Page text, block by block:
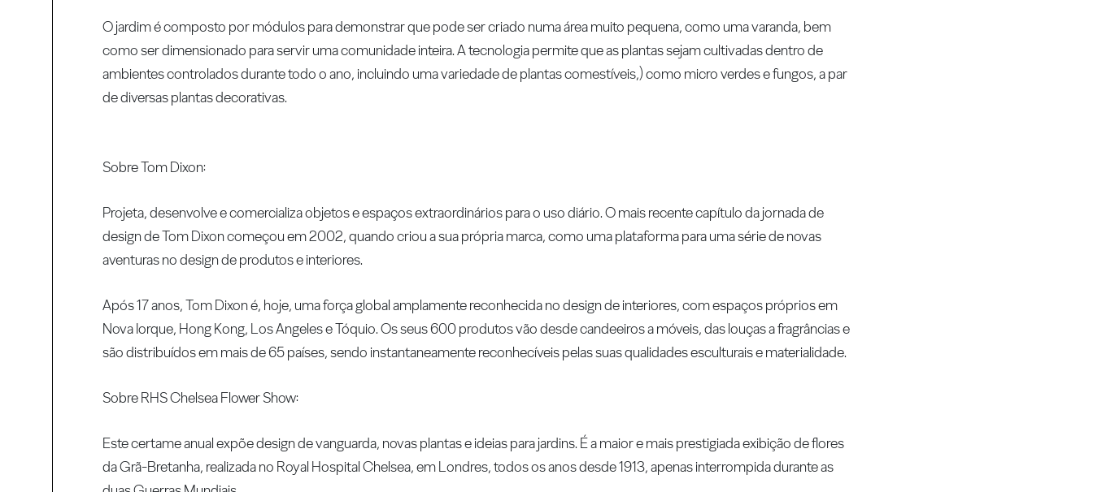
O jardim é composto por módulos para demonstrar que pode ser criado numa área muito pequena, como uma varanda, bem
como ser dimensionado para servir uma comunidade inteira. A tecnologia permite que as plantas sejam cultivadas dentro de
ambientes controlados durante todo o ano, incluindo uma variedade de plantas comestíveis,) como micro verdes e fungos, a par
de diversas plantas decorativas.
Sobre Tom Dixon:
Projeta, desenvolve e comercializa objetos e espaços extraordinários para o uso diário. O mais recente capítulo da jornada de
design de Tom Dixon começou em 2002, quando criou a sua própria marca, como uma plataforma para uma série de novas
aventuras no design de produtos e interiores.
Após 17 anos, Tom Dixon é, hoje, uma força global amplamente reconhecida no design de interiores, com espaços próprios em
Nova Iorque, Hong Kong, Los Angeles e Tóquio. Os seus 600 produtos vão desde candeeiros a móveis, das louças a fragrâncias e
são distribuídos em mais de 65 países, sendo instantaneamente reconhecíveis pelas suas qualidades esculturais e materialidade.
Sobre RHS Chelsea Flower Show:
Este certame anual expõe design de vanguarda, novas plantas e ideias para jardins. É a maior e mais prestigiada exibição de flores
da Grã-Bretanha, realizada no Royal Hospital Chelsea, em Londres, todos os anos desde 1913, apenas interrompida durante as